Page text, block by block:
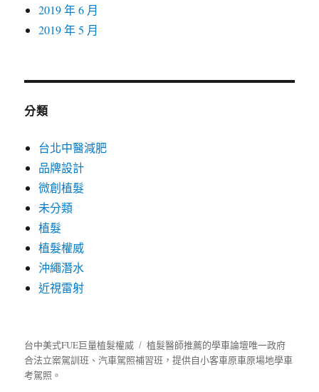
2019 年 6 月
2019 年 5 月
分類
台北中醫減肥
品牌設計
微創植髮
未分類
植髮
植髮權威
沖繩潛水
近視雷射
台中美式FUE巨量植髮權威 植髮醫師推薦的學車論壇唯一政府
合法立案駕訓班、汽車駕照補習班，提供自小客車原車原場地學車
考駕照。